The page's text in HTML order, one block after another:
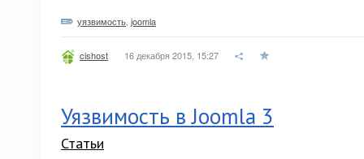
уязвимость joomla
cishost 16 декабря 2015, 15:27
Уязвимость в Joomla 3
Статьи